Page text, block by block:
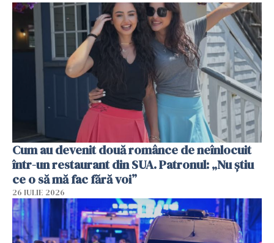
Cum au devenit două românce de neînlocuit
într-un restaurant din SUA. Patronul: „Nu știu
ce o să mă fac fără voi”
26 IULIE 2026